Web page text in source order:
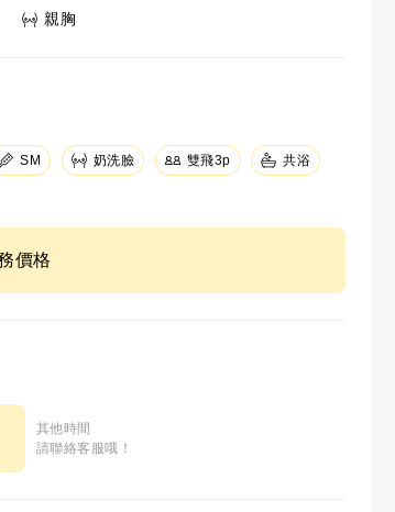
親胸
SM 奶洗臉 雙飛3p 共浴
價格
其他時間
請聯絡客服哦！